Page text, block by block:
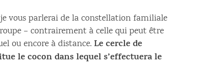
vous parlerai de la constellation familiale
– contrairement à celle qui peut être
ou encore à distance.Le cercle de
le cocon dans lequel s’effectuera le